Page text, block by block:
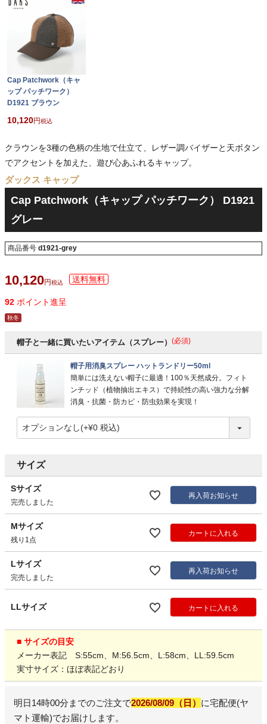
Cap Patchwork（キャ
ップ パッチワーク）
D1921 ブラウン
10,120 税込
クラウンを3種の色柄の生地で仕立て、レザー調バイザーと天ボタン
でアクセントを加えた、遊び心あふれるキャップ。
ダックス キャップ
Cap Patchwork（キャップ パッチワーク） D1921
グレー
商品番号 d1921-grey
10,120 税込
92 ポイント進呈
秋冬
帽子と一緒に買いたいアイテム（スプレー） (必須)
帽子用消臭スプレー ハットランドリー50ml
簡単には洗えない帽子に最適！100％天然成分。フィト
ンチッド（植物抽出エキス）で持続性の高い強力な分解
消臭・抗菌・防カビ・防虫効果を実現！
サイズ
Sサイズ
完売しました
再入荷お知らせ
Mサイズ
残り1点
カートに入れる
Lサイズ
完売しました
再入荷お知らせ
LLサイズ カートに入れる
■ サイズの目安
メーカー表記 S:55cm、M:56.5cm、L:58cm、LL:59.5cm
実寸サイズ：ほぼ表記どおり
明日14時00分 までのご注文で2026/08/09（日） に宅配便(ヤ
マト運輸)でお届けします。